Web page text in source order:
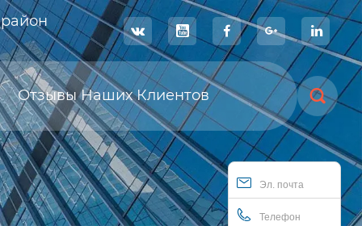
    
Отзывы Наших Клиентов 
Эл. почта
Телефон